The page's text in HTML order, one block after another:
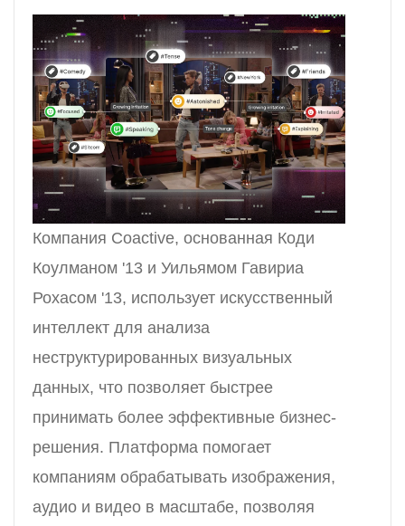
Компания Coactive, основанная Коди
Коулманом '13 и Уильямом Гавириа
Рохасом '13, использует искусственный
интеллект для анализа
неструктурированных визуальных
данных, что позволяет быстрее
принимать более эффективные бизнес-
решения. Платформа помогает
компаниям обрабатывать изображения,
аудио и видео в масштабе, позволяя